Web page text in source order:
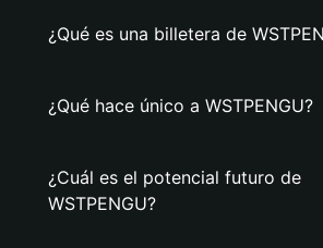
¿Qué es una billetera de
¿Qué hace único a WSTPENGU?
¿Cuál es el potencial futuro de
WSTPENGU?